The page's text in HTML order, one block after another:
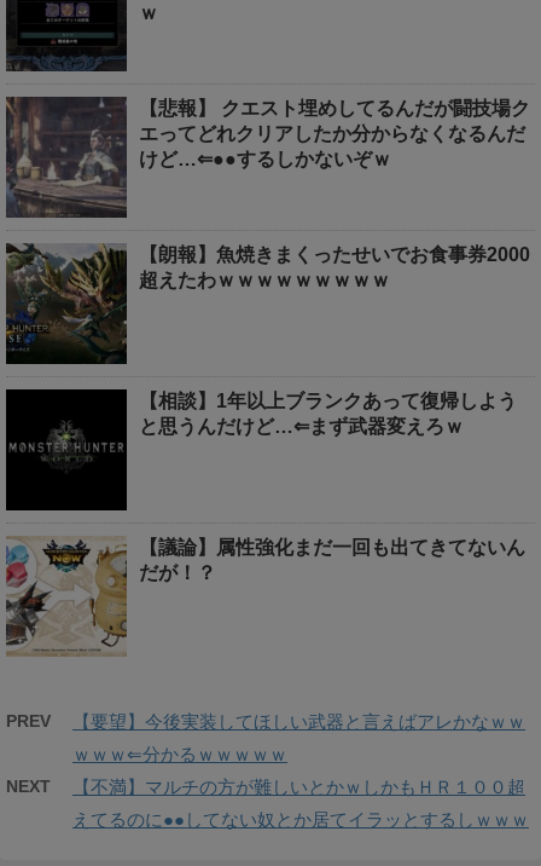
ｗ
【悲報】 クエスト埋めしてるんだが闘技場ク
エってどれクリアしたか分からなくなるんだ
けど…⇐●●するしかないぞｗ
【朗報】魚焼きまくったせいでお食事券2000
超えたわｗｗｗｗｗｗｗｗｗ
【相談】1年以上ブランクあって復帰しよう
と思うんだけど…⇐まず武器変えろｗ
【議論】属性強化まだ一回も出てきてないん
だが！？
PREV
【要望】今後実装してほしい武器と言えばアレかなｗｗ
ｗｗｗ⇐分かるｗｗｗｗｗ
NEXT
【不満】マルチの方が難しいとかｗしかもＨＲ１００超
えてるのに●●してない奴とか居てイラッとするしｗｗｗ